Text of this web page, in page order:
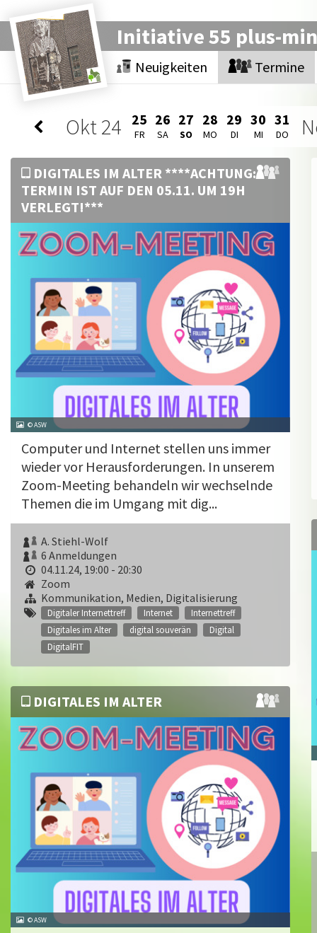
Initiative 55 plus-
Neuigkeiten Termine
Okt24 25
FR
26
SA
27
SO
28
MO
29
DI
30
MI
31
DO
DIGITALES IM ALTER ****ACHTUNG:
TERMIN IST AUF DEN 05.11. UM 19H
VERLEGT!***
© ASW
Computer und Internet stellen uns immer
wieder vor Herausforderungen. In unserem
Zoom-Meeting behandeln wir wechselnde
Themen die im Umgang mit dig...
A. Stiehl-Wolf
6 Anmeldungen
04.11.24, 19:00 - 20:30
Zoom
Kommunikation, Medien, Digitalisierung
Digitaler Internettreff Internet
Internettreff
Digitales im Alter
digital souverän
Digital
DigitalFIT
DIGITALES IM ALTER
© ASW